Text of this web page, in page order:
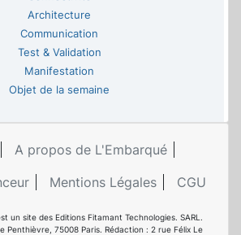
Architecture
Communication
Test & Validation
Manifestation
Objet de la semaine
A propos de L'Embarqué
Mentions Légales CGU
un site des Editions Fitamant Technologies. SARL.
Penthièvre, 75008 Paris. Rédaction : 2 rue Félix Le